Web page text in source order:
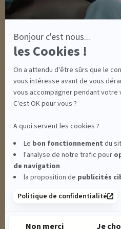
Bonjour c'est nous...
les Cookies !
On a attendu d'être sûrs que le
vous intéresse avant de vous
vous accompagner pendant votre
C'est OK pour vous ?
A quoi servent les cookies ?
Le bon fonctionnement du
l'analyse de notre trafic pour
de navigation
la proposition de publicités
Politique de confidentialité
Non merci Je
MON
MENTIONS
CONDITIONS
POLITIQUE DE
THALASSO SPA LES ISSAMBRES -
VACANCES**** - BOULEVARD DU
CLIQUEZ-ICI POUR MODIFIER VOS